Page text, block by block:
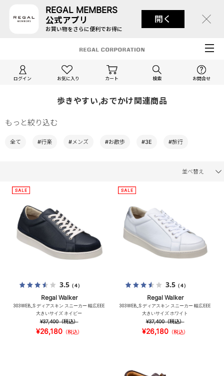
REGAL MEMBERS
公式アプリ
お買い物をさらに便利でお得に
開く
ログイン お気に入り カート 検索 お問合せ
歩きやすい,おでかけ関連商品
もっと絞り込む
全て #行楽 #メンズ #お散歩 #3E #旅行
並べ替え
3.5（4）
Regal Walker
303WEB_S ディアスキン スニーカー 幅広EEE
大きいサイズ ネイビー
¥37,400（税込）
¥26,180（税込）
3.5（4）
Regal Walker
303WEB_S ディアスキン スニーカー 幅広EEE
大きいサイズ ホワイト
¥37,400（税込）
¥26,180（税込）